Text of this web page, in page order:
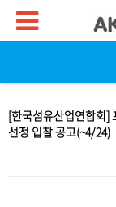
[한국섬유산업연합회]
선정 입찰 공고(~4/24)